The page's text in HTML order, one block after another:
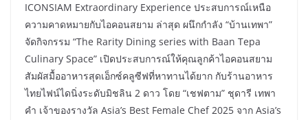
ICONSIAM Extraordinary Experience ประสบการณ์เหนือ
ความคาดหมายกับไอคอนสยาม ล่าสุด ผนึกกำลัง “บ้านเทพา”
จัดกิจกรรม “The Rarity Dining series with Baan Tepa
Culinary Space” เปิดประสบการณ์ให้คุณลูกค้าไอคอนสยาม
สัมผัสมื้ออาหารสุดเอ็กซ์คลูซีฟที่หาทานได้ยาก กับร้านอาหาร
ไทยไฟน์ไดนิ่งระดับมิชลิน 2 ดาว โดย “เชฟตาม” ชุดารี เทพา
คำ เจ้าของรางวัล Asia’s Best Female Chef 2025 จาก Asia’s